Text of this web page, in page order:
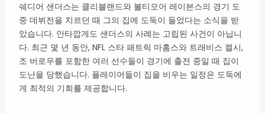
쉐디어 샌더스는 클리블랜드와 볼티모어 레이븐스의 경기 도
중 데뷔전을 치르던 때 그의 집에 도둑이 들었다는 소식을 받
았습니다. 안타깝게도 샌더스의 사례는 고립된 사건이 아닙니
다. 최근 몇 년 동안, NFL 스타 패트릭 마홈스와 트래비스 켈시,
조 버로우를 포함한 여러 선수들이 경기에 출전 중일 때 집이
도난을 당했습니다. 플레이어들이 집을 비우는 일정은 도둑에
게 최적의 기회를 제공합니다.